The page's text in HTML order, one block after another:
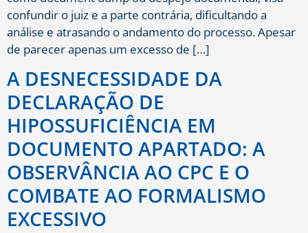
confundir o juiz e a parte contrária, dificultando a
análise e atrasando o andamento do processo. Apesar
de parecer apenas um excesso de […]
A DESNECESSIDADE DA
DECLARAÇÃO DE
HIPOSSUFICIÊNCIA EM
DOCUMENTO APARTADO: A
OBSERVÂNCIA AO CPC E O
COMBATE AO FORMALISMO
EXCESSIVO